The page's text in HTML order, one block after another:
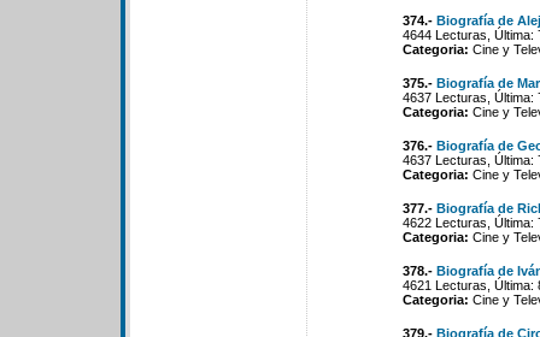
374.- Biografía de
4644 Lecturas, Última:
Categoria: Cine y
375.- Biografía de
4637 Lecturas, Última:
Categoria: Cine y
376.- Biografía de
4637 Lecturas, Última:
Categoria: Cine y
377.- Biografía de
4622 Lecturas, Última:
Categoria: Cine y
378.- Biografía de
4621 Lecturas, Última:
Categoria: Cine y
379.- Biografía de